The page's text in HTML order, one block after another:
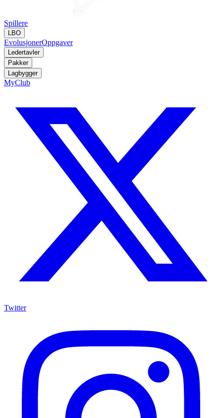
Spillere
LBO
EvolusjonerOppgaver
Ledertavler
Pakker
Lagbygger
MyClub
Twitter